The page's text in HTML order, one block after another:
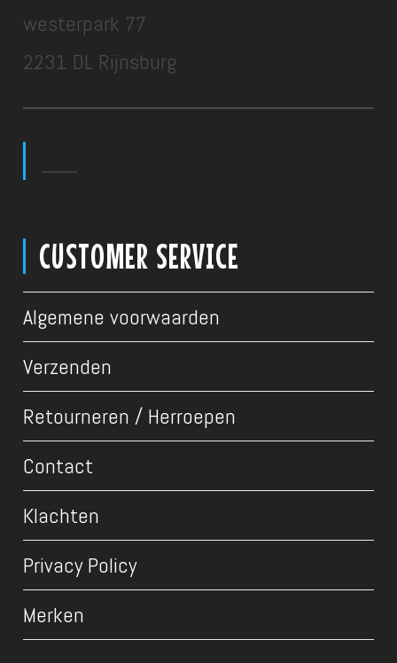
westerpark 77
2231 DL Rijnsburg
CUSTOMER SERVICE
Algemene voorwaarden
Verzenden
Retourneren / Herroepen
Contact
Klachten
Privacy Policy
Merken